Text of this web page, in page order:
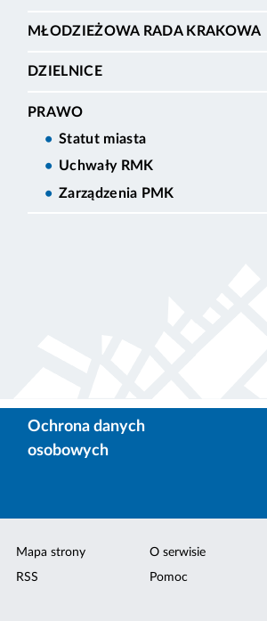
MŁODZIEŻOWA RADA KRAKOWA
DZIELNICE
PRAWO
Statut miasta
Uchwały RMK
Zarządzenia PMK
Ochrona danych
osobowych
Mapa strony
RSS
O serwisie
Pomoc